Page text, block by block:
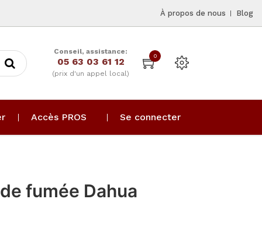
À propos de nous Blog
Conseil, assistance:
05 63 03 61 12
(prix d'un appel local)
0
Accès PROS Se connecter
fumée Dahua